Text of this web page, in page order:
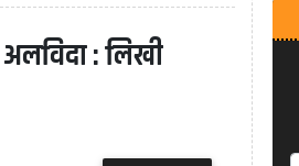
: लिखी